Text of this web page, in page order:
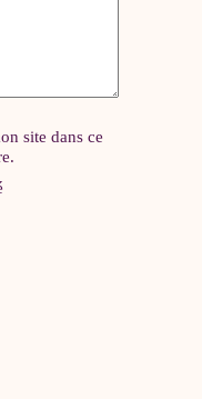
site dans ce